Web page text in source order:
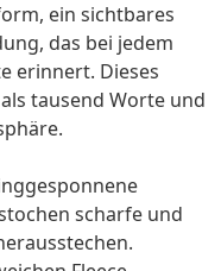
ein sichtbares
das bei jedem
erinnert. Dieses
tausend Worte und
scharfe und